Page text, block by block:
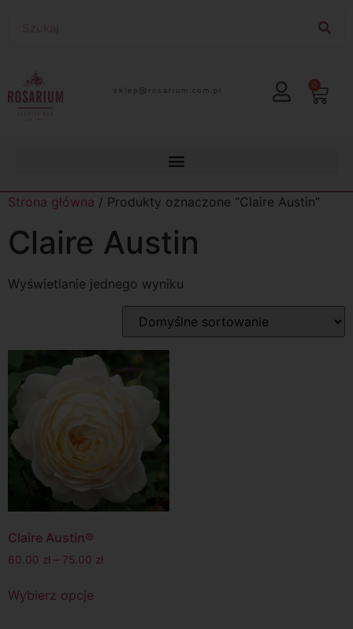
lp.moc.muirasor@pelks 0
Strona główna / Produkty oznaczone “Claire Austin”
Claire Austin
Wyświetlanie jednego wyniku
Claire Austin®
60.00 zł – 75.00 zł
Wybierz opcje